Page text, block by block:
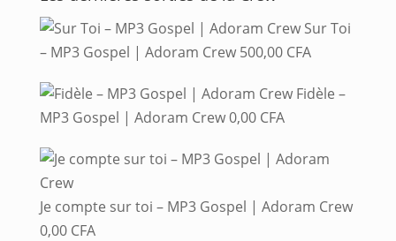
Sur Toi
– MP3 Gospel | Adoram Crew 500,00 CFA
Fidèle –
MP3 Gospel | Adoram Crew0,00 CFA
Je compte sur toi – MP3 Gospel | Adoram Crew
0,00 CFA